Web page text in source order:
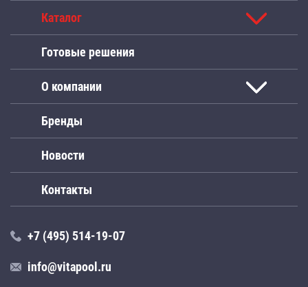
Каталог
Готовые решения
О компании
Бренды
Новости
Контакты
+7 (495) 514-19-07
info@vitapool.ru